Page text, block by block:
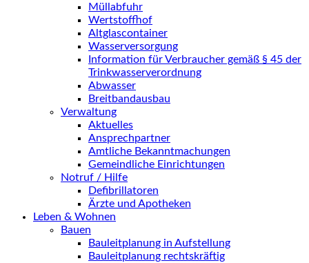
Müllabfuhr
Wertstoffhof
Altglascontainer
Wasserversorgung
Information für Verbraucher gemäß § 45 der
Trinkwasserverordnung
Abwasser
Breitbandausbau
Verwaltung
Aktuelles
Ansprechpartner
Amtliche Bekanntmachungen
Gemeindliche Einrichtungen
Notruf / Hilfe
Defibrillatoren
Ärzte und Apotheken
Leben & Wohnen
Bauen
Bauleitplanung in Aufstellung
Bauleitplanung rechtskräftig